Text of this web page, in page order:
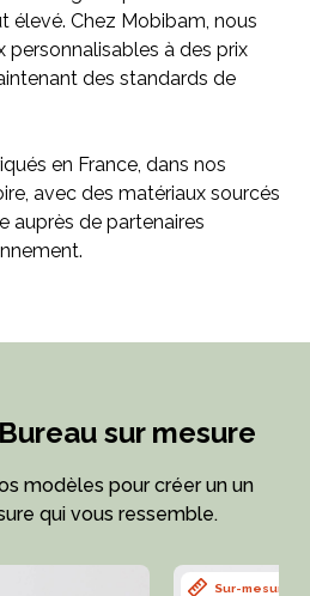
élevé. Chez Mobibam, nous
personnalisables à des prix
des standards de
en France, dans nos
avec des matériaux sourcés
auprès de partenaires
sur mesure
modèles pour créer un un
qui vous ressemble.
Sur-mesure